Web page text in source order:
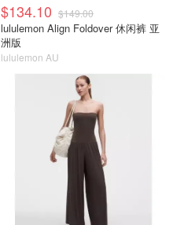
$134.10 $149.00
lululemon Align Foldover 休闲裤 亚
洲版
lululemon AU